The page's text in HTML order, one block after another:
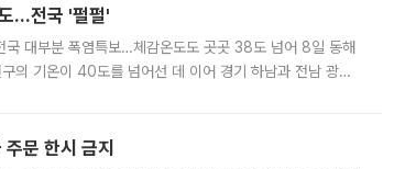
…전국 '펄펄'
대부분 폭염특보…체감온도도 곳곳 38도 넘어 8일 동해
의 기온이 40도를 넘어선 데 이어 경기 하남과 전남 광양
문 한시 금지